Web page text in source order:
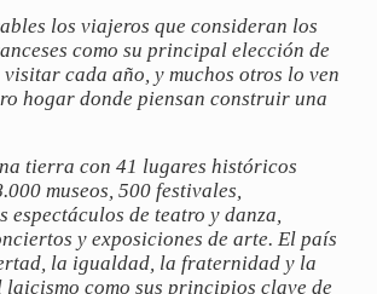
los viajeros que consideran los
como su principal elección de
cada año, y muchos otros lo ven
hogar donde piensan construir una
tierra con 41 lugares históricos
museos, 500 festivales,
espectáculos de teatro y danza,
y exposiciones de arte. El país
la igualdad, la fraternidad y la
como sus principios clave de